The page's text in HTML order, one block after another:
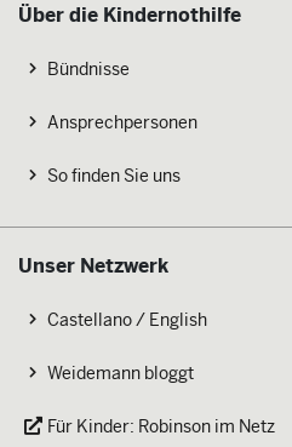
Über die Kindernothilfe
Bündnisse
Ansprechpersonen
So finden Sie uns
Unser Netzwerk
Castellano / English
Weidemann bloggt
Für Kinder: Robinson im Netz